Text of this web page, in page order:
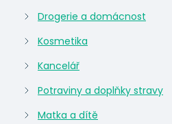
Drogerie a domácnost
Kosmetika
Kancelář
Potraviny a doplňky stravy
Matka a dítě